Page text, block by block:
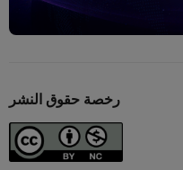
رخصة حقوق النشر